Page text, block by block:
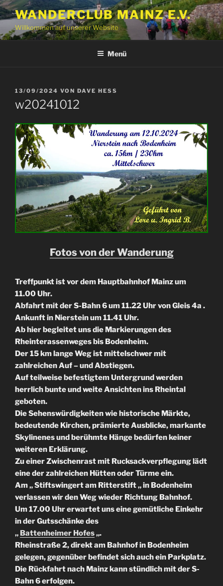
Zum
Inhalt
springen
WANDERCLUB MAINZ E.V.
Willkommen auf unserer Website
Menü
VERÖFFENTLICHT
AM
13/09/2024 VON DAVE HESS
w20241012
Fotos von der Wanderung
Treffpunkt ist vor dem Hauptbahnhof Mainz um
11.00 Uhr.
Abfahrt mit der S-Bahn 6 um 11.22 Uhr von Gleis 4a .
Ankunft in Nierstein um 11.41 Uhr.
Ab hier begleitet uns die Markierungen des
Rheinterassenweges bis Bodenheim.
Der 15 km lange Weg ist mittelschwer mit
zahlreichen Auf – und Abstiegen.
Auf teilweise befestigtem Untergrund werden
herrlich bunte und weite Ansichten ins Rheintal
geboten.
Die Sehenswürdigkeiten wie historische Märkte,
bedeutende Kirchen, prämierte Ausblicke, markante
Skylinenes und berühmte Hänge bedürfen keiner
weiteren Erklärung.
Zu einer Zwischenrast mit Rucksackverpflegung lädt
eine der zahlreichen Hütten oder Türme ein.
Am „ Stiftswingert am Ritterstift „ in Bodenheim
verlassen wir den Weg wieder Richtung Bahnhof.
Um 17.00 Uhr erwartet uns eine gemütliche Einkehr
in der Gutsschänke des
„ Battenheimer Hofes„.
Rheinstraße 2, direkt am Bahnhof in Bodenheim
gelegen, gegenüber befindet sich auch ein Parkplatz.
Die Rückfahrt nach Mainz kann stündlich mit der S-
Bahn 6 erfolgen.